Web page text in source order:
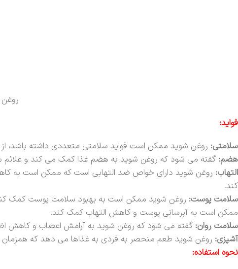
فواید:
سلامتی: روغن شوید ممکن است فواید سلامتی متعددی داشته باشد،
هضم: گفته می شود که روغن شوید به هضم غذا کمک می کند و علائم
التهاب: روغن شوید دارای خواص ضد التهابی است که ممکن است به
کند.
سلامت پوست: روغن شوید ممکن است به بهبود سلامت پوست کمک
ممکن است به آبرسانی پوست و کاهش التهاب کمک کند.
سلامت روان: گفته می شود که روغن شوید به آرامش اعصاب و کاهش
آشپزی: روغن شوید طعم منحصر به فردی به غذاها می دهد که همزمان
نحوه استفاده: